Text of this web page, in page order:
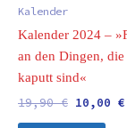
Kalender
Kalender 2024 –
an den Dingen,
kaputt sind«
19,90€ 10,00 €